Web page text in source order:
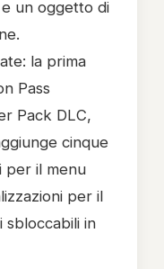
un oggetto di
la prima
Pass
Pack DLC,
cinque
per il menu
per il
sbloccabili in